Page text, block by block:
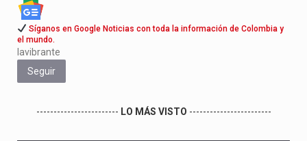
Síganos en Google Noticias con toda la información de Colombia y
el mundo.
lavibrante
Seguir
------------------------ LO MÁS VISTO ------------------------